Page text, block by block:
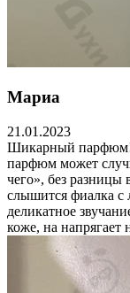
Мариа
21.01.2023
Шикарный парфюм!
парфюм может
чего», без разницы
слышится фиалка с
деликатное
коже, на напрягает